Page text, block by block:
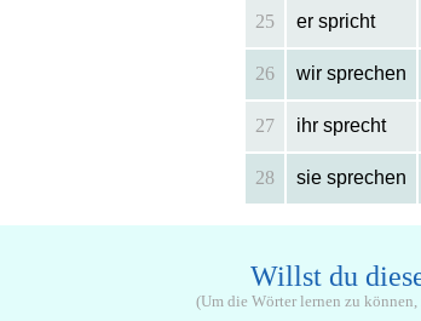
25 er spricht
26 wir sprechen
27 ihr sprecht
28 sie sprechen
Willst du
(Um die Wörter lernen zu